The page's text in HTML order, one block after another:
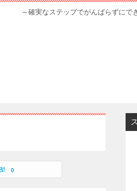
～確実なステップでがんばらずにで
0